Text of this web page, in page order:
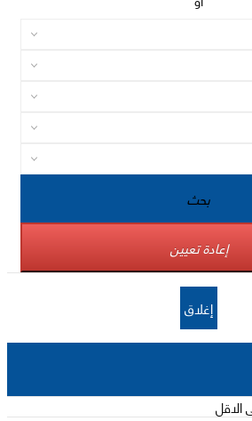
بحث
إعادة تعيين
إغلاق
الاقل